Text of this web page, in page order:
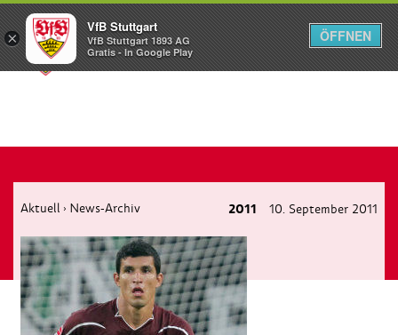
Menü
Aktuell › News-Archiv 2011 10. September 2011
×
VfB Stuttgart
VfB Stuttgart 1893 AG
Gratis - In Google Play
ÖFFNEN